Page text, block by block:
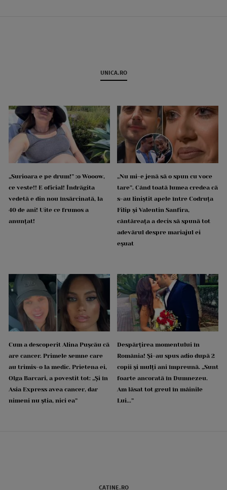
UNICA.RO
„Surioara e pe drum!” :o Wooow,
ce veste!! E oficial! Îndrăgita
vedetă e din nou însărcinată, la
40 de ani! Uite ce frumos a
anunțat!
„Nu mi-e jenă să o spun cu voce
tare”. Când toată lumea credea că
s-au liniștit apele între Codruța
Filip și Valentin Sanfira,
cântăreața a decis să spună tot
adevărul despre mariajul ei
eșuat
Cum a descoperit Alina Pușcău că
are cancer. Primele semne care
au trimis-o la medic. Prietena ei,
Olga Barcari, a povestit tot: „Și în
Asia Express avea cancer, dar
nimeni nu știa, nici ea”
Despărțirea momentului în
România! Și-au spus adio după 2
copii și mulți ani împreună. „Sunt
foarte ancorată în Dumnezeu.
Am lăsat tot greul în mâinile
Lui...”
CATINE.RO